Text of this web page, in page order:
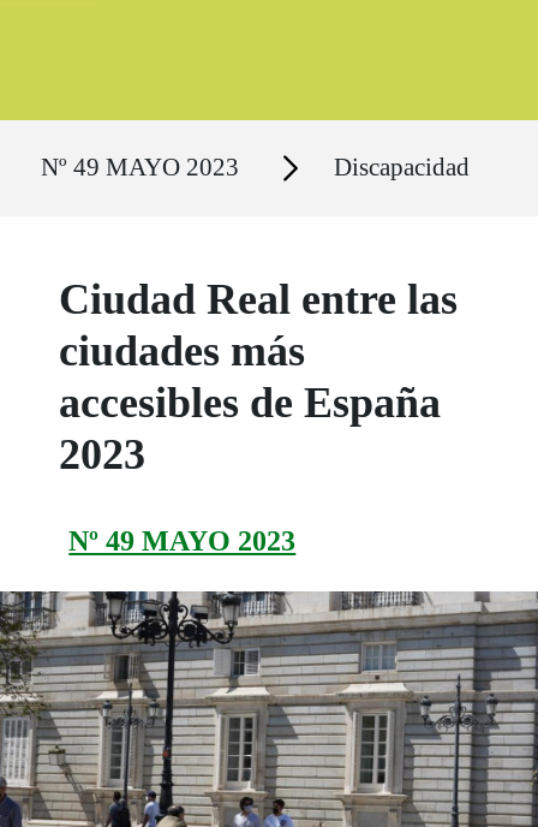
Nº 49 MAYO 2023 Secciones Discapacidad
Ciudad Real entre las
ciudades más
accesibles de España
2023
Nº 49 MAYO 2023